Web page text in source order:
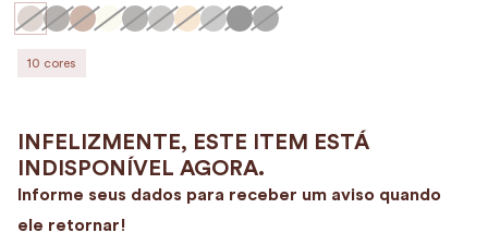
10 cores
4º
cinto
5º
7 º
avental
8º
nécessaire
9º
encanto